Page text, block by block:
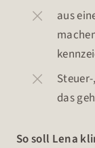
aus
das
So soll Lena